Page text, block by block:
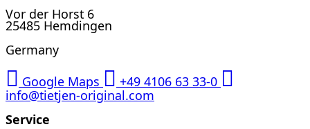
Vor der Horst 6
25485 Hemdingen
Germany
Google Maps
+49 4106 63 33-0
info@tietjen-original.com
Service